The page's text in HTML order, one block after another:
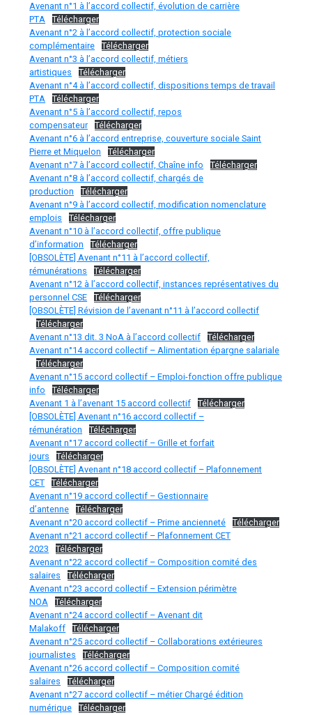
Avenant n°1 à l’accord collectif, évolution de carrière
PTA
Télécharger
Avenant n°2 à l’accord collectif, protection sociale
complémentaire
Télécharger
Avenant n°3 à l’accord collectif, métiers
artistiques
Télécharger
Avenant n°4 à l’accord collectif, dispositions temps de travail
PTA
Télécharger
Avenant n°5 à l’accord collectif, repos
compensateur
Télécharger
Avenant n°6 à l’accord entreprise, couverture sociale Saint
Pierre et Miquelon
Télécharger
Avenant n°7 à l’accord collectif, Chaîne info
Télécharger
Avenant n°8 à l’accord collectif, chargés de
production
Télécharger
Avenant n°9 à l’accord collectif, modification nomenclature
emplois
Télécharger
Avenant n°10 à l’accord collectif, offre publique
d’information
Télécharger
[OBSOLÈTE] Avenant n°11 à l’accord collectif,
rémunérations
Télécharger
Avenant n°12 à l’accord collectif, instances représentatives du
personnel CSE
Télécharger
[OBSOLÈTE] Révision de l’avenant n°11 à l’accord collectif
Télécharger
Avenant n°13 dit. 3 NoA à l’accord collectif
Télécharger
Avenant n°14 accord collectif – Alimentation épargne salariale
Télécharger
Avenant n°15 accord collectif – Emploi-fonction offre publique
info
Télécharger
Avenant 1 à l’avenant 15 accord collectif
Télécharger
[OBSOLÈTE] Avenant n°16 accord collectif –
rémunération
Télécharger
Avenant n°17 accord collectif – Grille et forfait
jours
Télécharger
[OBSOLÈTE] Avenant n°18 accord collectif – Plafonnement
CET
Télécharger
Avenant n°19 accord collectif – Gestionnaire
d’antenne
Télécharger
Avenant n°20 accord collectif – Prime ancienneté
Télécharger
Avenant n°21 accord collectif – Plafonnement CET
2023
Télécharger
Avenant n°22 accord collectif – Composition comité des
salaires
Télécharger
Avenant n°23 accord collectif – Extension périmètre
NOA
Télécharger
Avenant n°24 accord collectif – Avenant dit
Malakoff
Télécharger
Avenant n°25 accord collectif – Collaborations extérieures
journalistes
Télécharger
Avenant n°26 accord collectif – Composition comité
salaires
Télécharger
Avenant n°27 accord collectif – métier Chargé édition
numérique
Télécharger